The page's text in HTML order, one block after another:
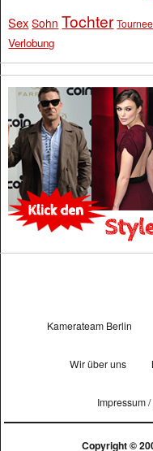
Sex Sohn Tochter Tournee
Verlobung
Kamerateam Berlin
Wir über uns
Impressum
Copyright ©